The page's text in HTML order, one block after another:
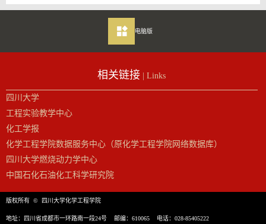
电脑版
相关链接 | Links
四川大学
工程实验教学中心
化工学报
化学工程学院数据服务中心（原化学工程学院网络数据库）
四川大学燃烧动力学中心
中国石化石油化工科学研究院
版权所有 © 四川大学化学工程学院
地址：四川省成都市一环路南一段24号 邮编：610065 电话：028-85405222